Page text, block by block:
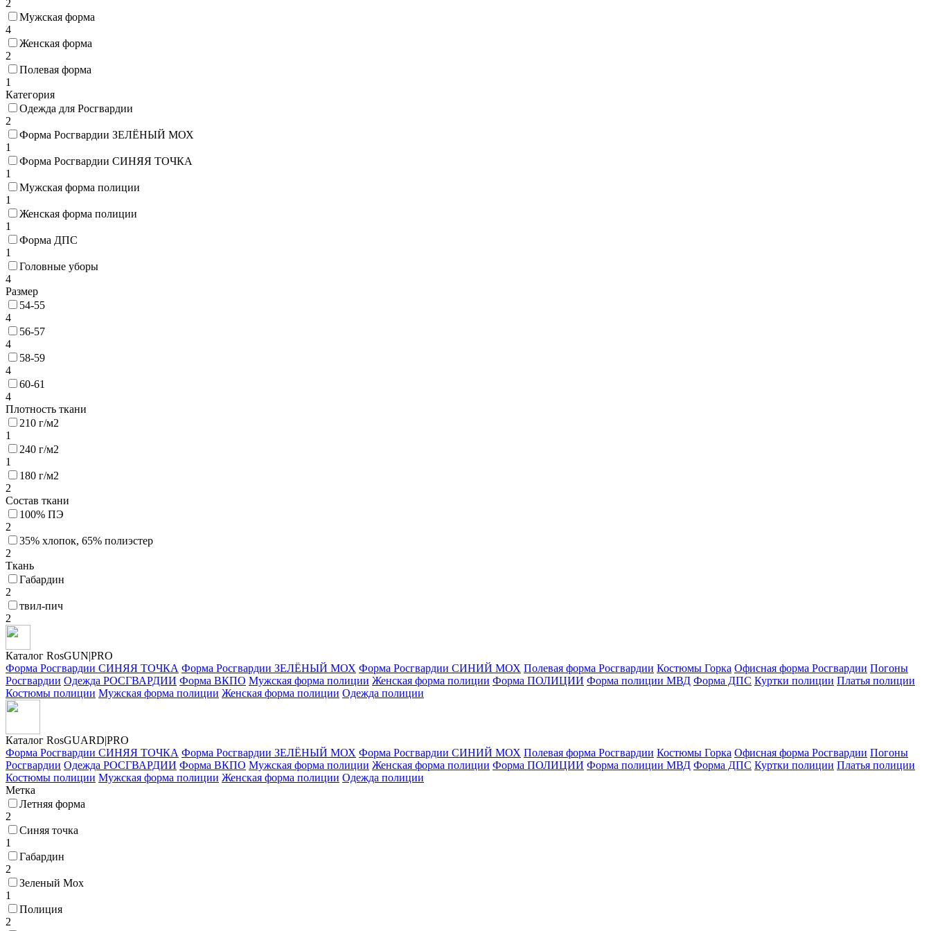
2
Мужская форма
4
Женская форма
2
Полевая форма
1
Категория
Одежда для Росгвардии
2
Форма Росгвардии ЗЕЛЁНЫЙ МОХ
1
Форма Росгвардии СИНЯЯ ТОЧКА
1
Мужская форма полиции
1
Женская форма полиции
1
Форма ДПС
1
Головные уборы
4
Размер
54-55
4
56-57
4
58-59
4
60-61
4
Плотность ткани
210 г/м2
1
240 г/м2
1
180 г/м2
2
Состав ткани
100% ПЭ
2
35% хлопок, 65% полиэстер
2
Ткань
Габардин
2
твил-пич
2
Каталог RosGUN|PRO
Форма Росгвардии СИНЯЯ ТОЧКА Форма Росгвардии ЗЕЛЁНЫЙ МОХ Форма Росгвардии СИНИЙ МОХ Полевая форма Росгвардии Костюмы Горка Офисная форма Росгвардии Погоны
Росгвардии Одежда РОСГВАРДИИ Форма ВКПО Мужская форма полиции Женская форма полиции Форма ПОЛИЦИИ Форма полиции МВД Форма ДПС Куртки полиции Платья полиции
Костюмы полиции Мужская форма полиции Женская форма полиции Одежда полиции
Каталог RosGUARD|PRO
Форма Росгвардии СИНЯЯ ТОЧКА Форма Росгвардии ЗЕЛЁНЫЙ МОХ Форма Росгвардии СИНИЙ МОХ Полевая форма Росгвардии Костюмы Горка Офисная форма Росгвардии Погоны
Росгвардии Одежда РОСГВАРДИИ Форма ВКПО Мужская форма полиции Женская форма полиции Форма ПОЛИЦИИ Форма полиции МВД Форма ДПС Куртки полиции Платья полиции
Костюмы полиции Мужская форма полиции Женская форма полиции Одежда полиции
Метка
Летняя форма
2
Синяя точка
1
Габардин
2
Зеленый Мох
1
Полиция
2